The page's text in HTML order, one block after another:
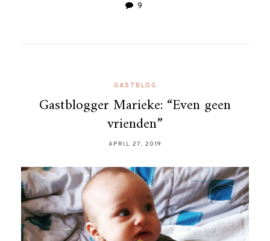
9
GASTBLOG
Gastblogger Marieke: “Even geen
vrienden”
APRIL 27, 2019